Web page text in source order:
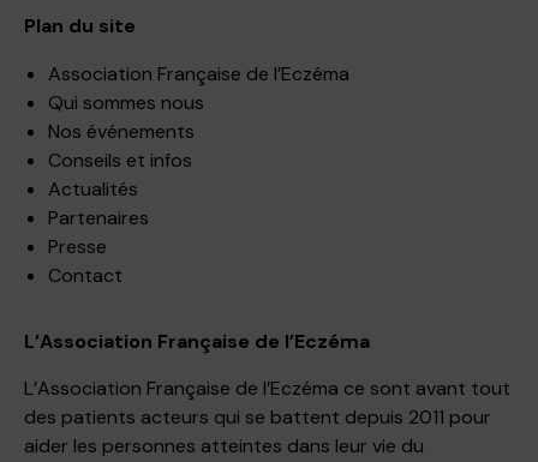
Plan du site
Association Française de l’Eczéma
Qui sommes nous
Nos événements
Conseils et infos
Actualités
Partenaires
Presse
Contact
L’Association Française de l’Eczéma
L’Association Française de l’Eczéma ce sont avant tout
des patients acteurs qui se battent depuis 2011 pour
aider les personnes atteintes dans leur vie du